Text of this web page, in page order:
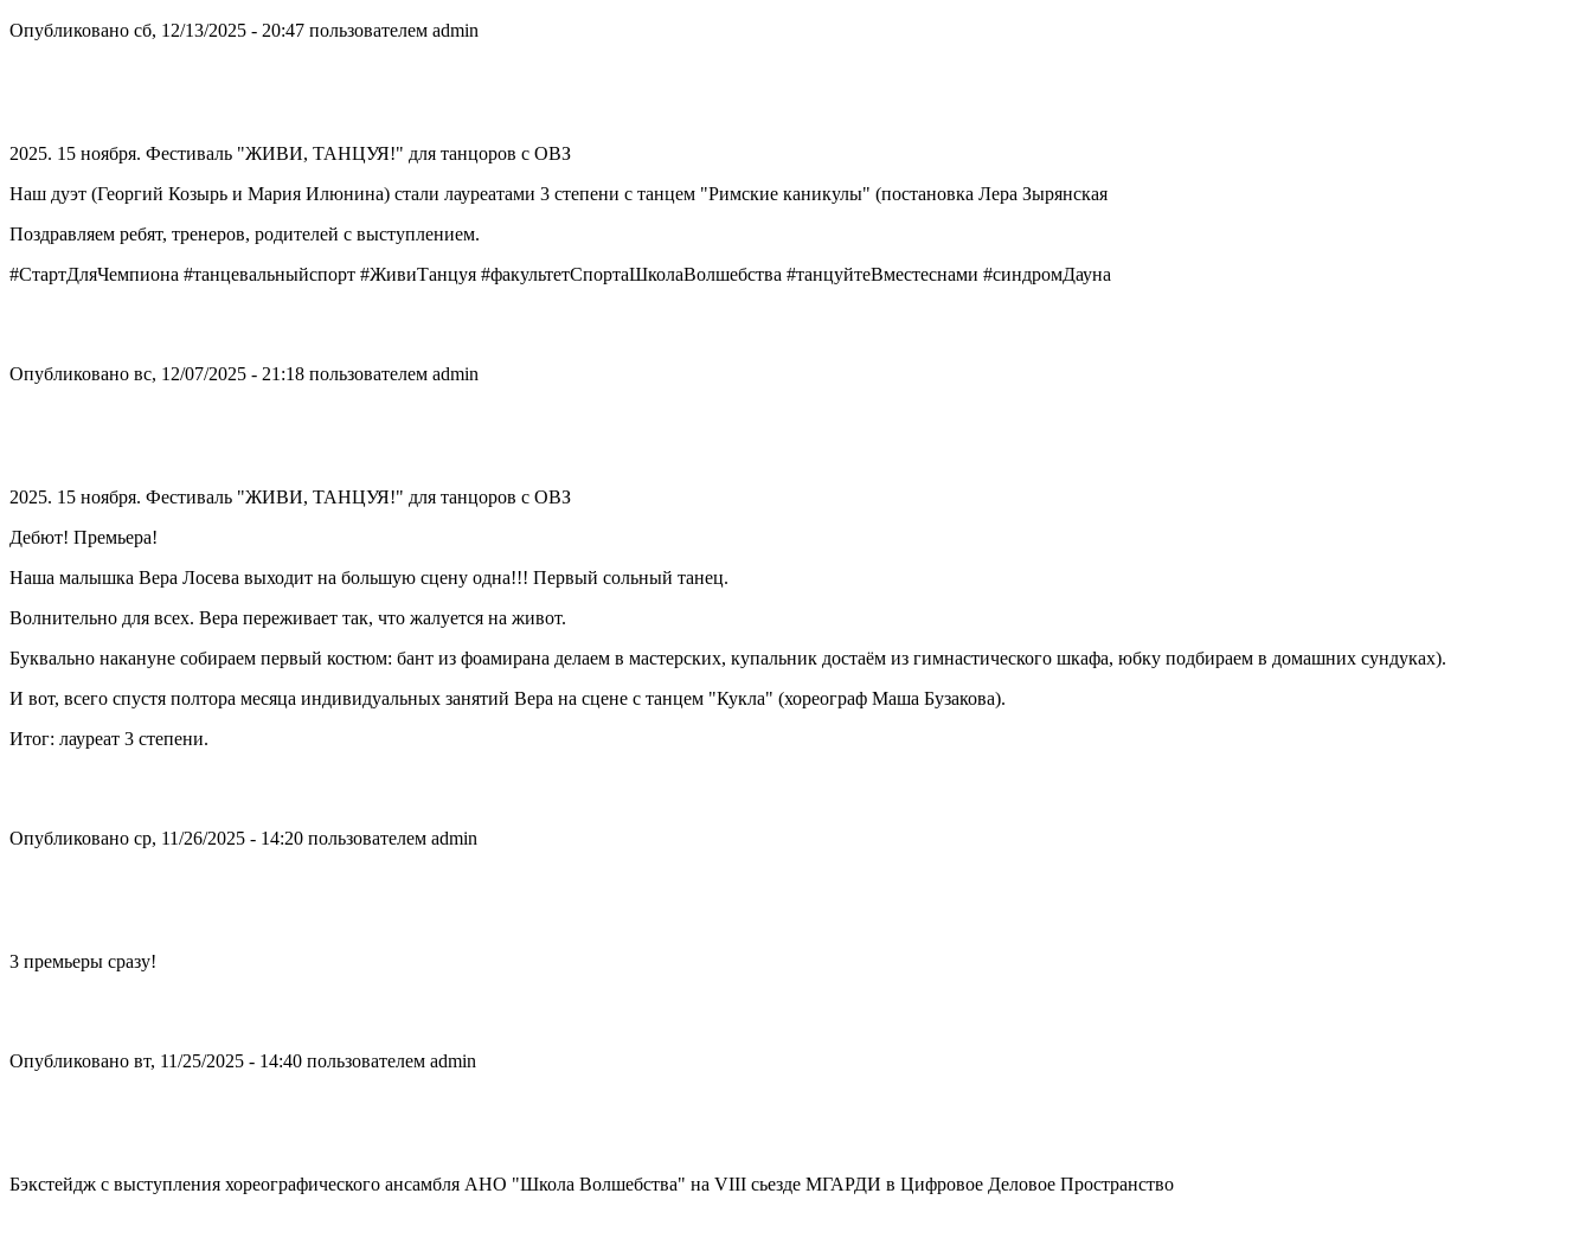
Опубликовано сб, 12/13/2025 - 20:47 пользователем admin
2025. 15 ноября. Фестиваль "ЖИВИ, ТАНЦУЯ!" для танцоров с ОВЗ
Наш дуэт (Георгий Козырь и Мария Илюнина) стали лауреатами 3 степени с танцем "Римские каникулы" (постановка Лера Зырянская
Поздравляем ребят, тренеров, родителей с выступлением.
#СтартДляЧемпиона #танцевальныйспорт #ЖивиТанцуя #факультетСпортаШколаВолшебства #танцуйтеВместеснами #синдромДауна
Опубликовано вс, 12/07/2025 - 21:18 пользователем admin
2025. 15 ноября. Фестиваль "ЖИВИ, ТАНЦУЯ!" для танцоров с ОВЗ
Дебют! Премьера!
Наша малышка Вера Лосева выходит на большую сцену одна!!! Первый сольный танец.
Волнительно для всех. Вера переживает так, что жалуется на живот.
Буквально накануне собираем первый костюм: бант из фоамирана делаем в мастерских, купальник достаём из гимнастического шкафа, юбку подбираем в домашних сундуках).
И вот, всего спустя полтора месяца индивидуальных занятий Вера на сцене с танцем "Кукла" (хореограф Маша Бузакова).
Итог: лауреат 3 степени.
Опубликовано ср, 11/26/2025 - 14:20 пользователем admin
3 премьеры сразу!
Опубликовано вт, 11/25/2025 - 14:40 пользователем admin
Бэкстейдж с выступления хореографического ансамбля АНО "Школа Волшебства" на VIII сьезде МГАРДИ в Цифровое Деловое Пространство